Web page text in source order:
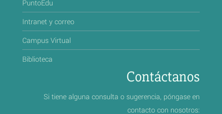
PuntoEdu
Intranet y correo
Campus Virtual
Biblioteca
Contáctanos
Si tiene alguna consulta o sugerencia, póngase en
contacto con nosotros: